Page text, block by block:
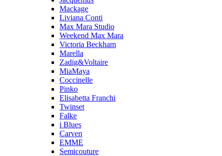
Mackage
Liviana Conti
Max Mara Studio
Weekend Max Mara
Victoria Beckham
Marella
Zadig&Voltaire
MiaMaya
Coccinelle
Pinko
Elisabetta Franchi
Twinset
Falke
i Blues
Carven
EMME
Semicouture